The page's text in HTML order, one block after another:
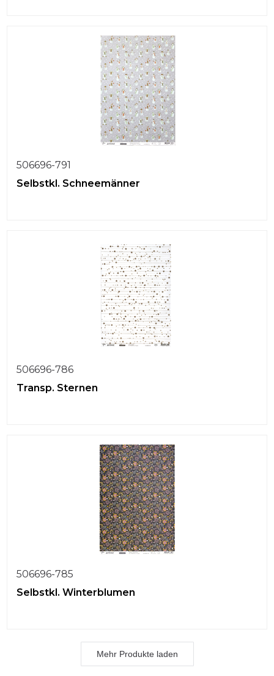
506696-791
Selbstkl. Schneemänner
506696-786
Transp. Sternen
506696-785
Selbstkl. Winterblumen
Mehr Produkte laden